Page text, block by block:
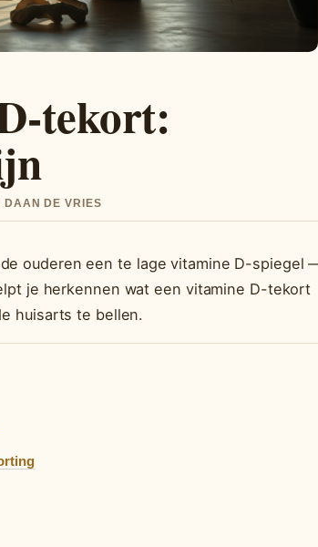
tekort:
DAAN DE VRIES
ouderen een te lage vitamine D-spiegel
je herkennen wat een vitamine D-tekort
huisarts te bellen.